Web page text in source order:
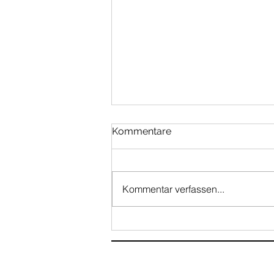
Regionalgruppe Rheinland
Kommentare
Kommentar verfassen...